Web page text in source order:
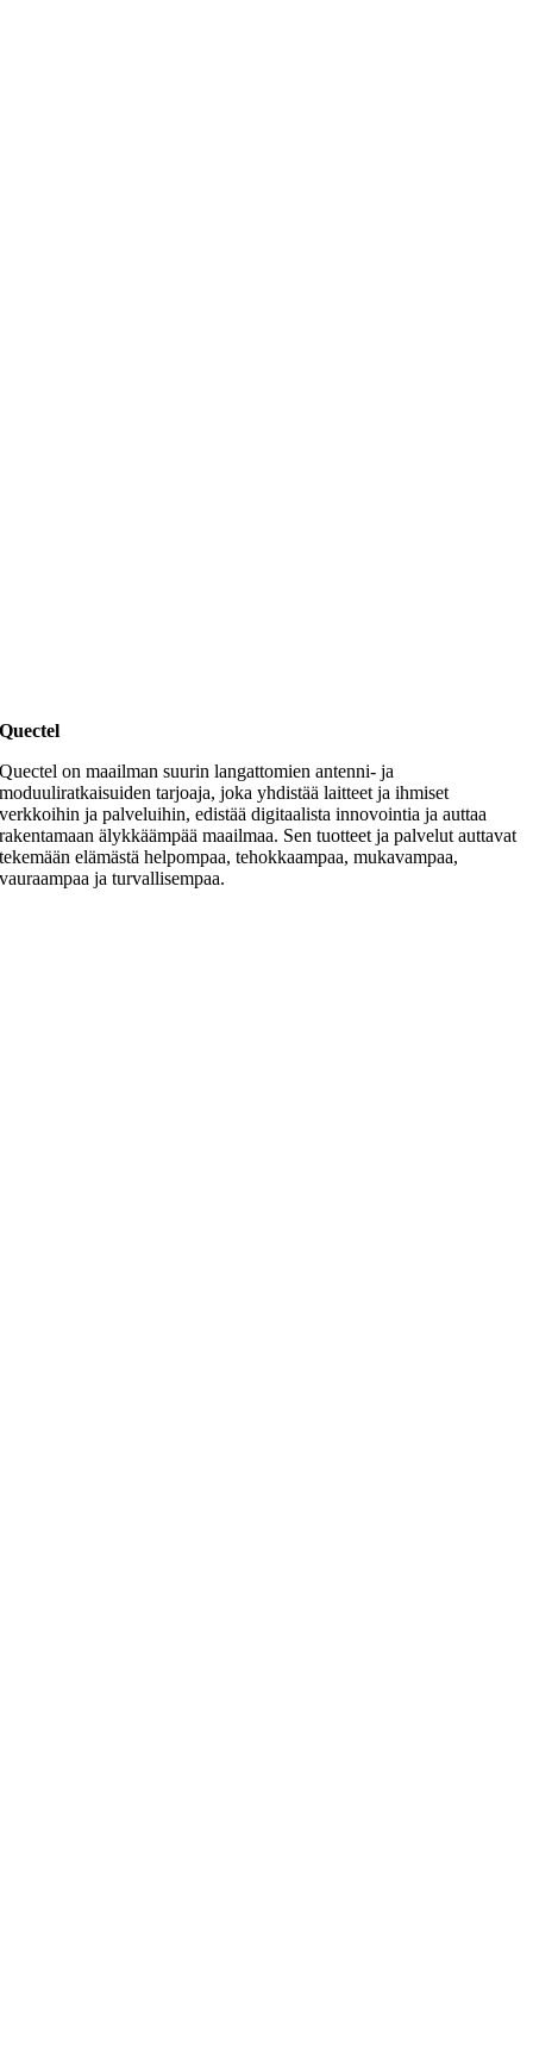
Quectel
Quectel on maailman suurin langattomien antenni- ja
moduuliratkaisuiden tarjoaja, joka yhdistää laitteet ja ihmiset
verkkoihin ja palveluihin, edistää digitaalista innovointia ja auttaa
rakentamaan älykkäämpää maailmaa. Sen tuotteet ja palvelut auttavat
tekemään elämästä helpompaa, tehokkaampaa, mukavampaa,
vauraampaa ja turvallisempaa.